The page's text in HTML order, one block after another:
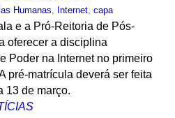
Humanas Internet, capa
e a Pró-Reitoria de Pós-
oferecer a disciplina
Poder na Internet no primeiro
pré-matrícula deverá ser feita
13 de março.